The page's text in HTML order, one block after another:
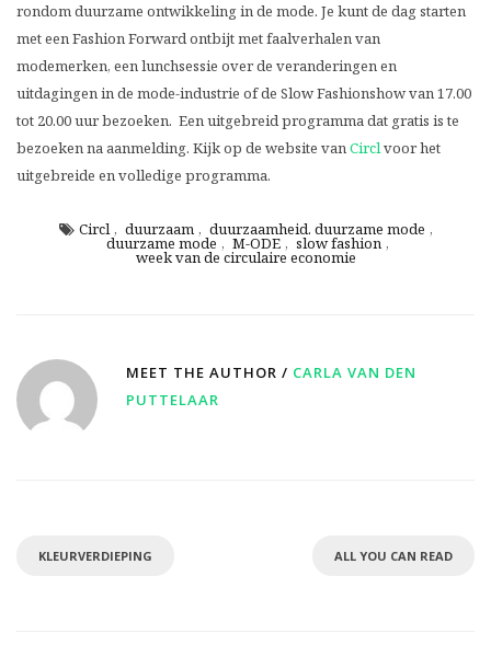
rondom duurzame ontwikkeling in de mode. Je kunt de dag starten
met een Fashion Forward ontbijt met faalverhalen van
modemerken, een lunchsessie over de veranderingen en
uitdagingen in de mode-industrie of de Slow Fashionshow van 17.00
tot 20.00 uur bezoeken. Een uitgebreid programma dat gratis is te
bezoeken na aanmelding. Kijk op de website vanCirclvoor het
uitgebreide en volledige programma.
Circl , duurzaam , duurzaamheid. duurzame mode ,
duurzame mode , M-ODE , slow fashion ,
week van de circulaire economie
MEET THE AUTHOR / CARLA VAN DEN
PUTTELAAR
KLEURVERDIEPING ALL YOU CAN READ